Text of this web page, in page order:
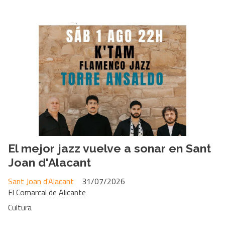
El mejor jazz vuelve a sonar en Sant
Joan d'Alacant
El Comarcal de Alicante
Sant Joan d'Alacant 31/07/2026
Cultura